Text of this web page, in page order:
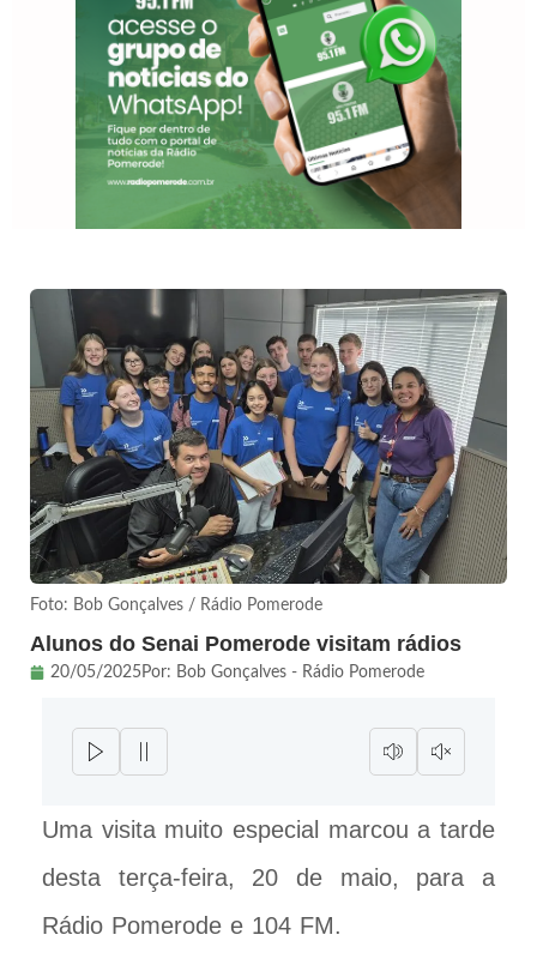
Foto: Bob Gonçalves / Rádio Pomerode
Alunos do Senai Pomerode visitam rádios
20/05/2025Por: Bob Gonçalves - Rádio Pomerode
Uma visita muito especial marcou a tarde
desta terça-feira, 20 de maio, para a
Rádio Pomerode e 104 FM.